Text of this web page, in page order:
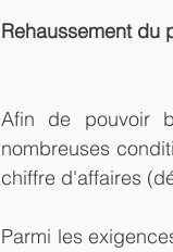
Rehaussement du
Afin de pouvoir
nombreuses
chiffre d'affaires
Parmi les